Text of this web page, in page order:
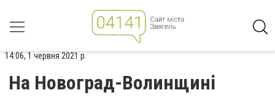
14:06, 1 червня 2021 р.
На Новоград-Волинщині